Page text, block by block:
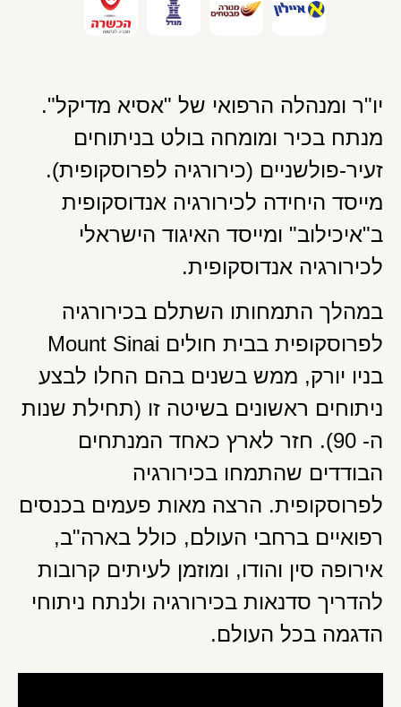
יו"ר ומנהלה הרפואי של "אסיא מדיקל".
מנתח בכיר ומומחה בולט בניתוחים
זעיר-פולשניים (כירורגיה לפרוסקופית).
מייסד היחידה לכירורגיה אנדוסקופית
ב"איכילוב" ומייסד האיגוד הישראלי
לכירורגיה אנדוסקופית.
במהלך התמחותו השתלם בכירורגיה
לפרוסקופית בבית חולים Mount Sinai
בניו יורק, ממש בשנים בהם החלו לבצע
ניתוחים ראשונים בשיטה זו (תחילת שנות
ה- 90). חזר לארץ כאחד המנתחים
הבודדים שהתמחו בכירורגיה
לפרוסקופית. הרצה מאות פעמים בכנסים
רפואיים ברחבי העולם, כולל בארה"ב,
אירופה סין והודו, ומוזמן לעיתים קרובות
להדריך סדנאות בכירורגיה ולנתח ניתוחי
הדגמה בכל העולם.